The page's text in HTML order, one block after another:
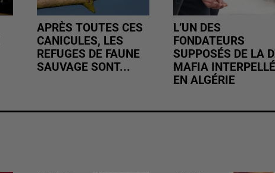
APRÈS TOUTES CES
CANICULES, LES
REFUGES DE FAUNE
SAUVAGE SONT...
L’UN DES
FONDATEURS
SUPPOSÉS DE LA
MAFIA INTERPELLÉ
EN ALGÉRIE